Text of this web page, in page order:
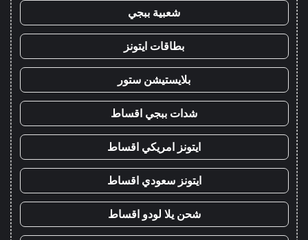
شعبية ببجي
بطاقات ايتونز
بلايستيشن ستور
شدات ببجي اقساط
ايتونز امريكي اقساط
ايتونز سعودي اقساط
شحن يلا لودو اقساط